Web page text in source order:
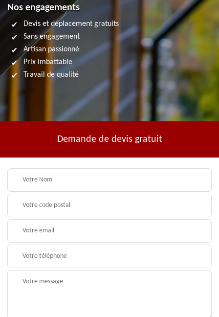
Nos engagements
Devis et déplacement gratuits
Sans engagement
Artisan passionné
Prix imbattable
Travail de qualité
Demande de devis gratuit